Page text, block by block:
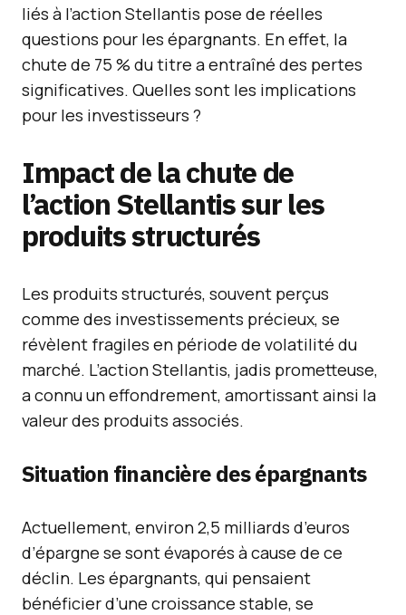
liés à l’action Stellantis pose de réelles
questions pour les épargnants. En effet, la
chute de 75 % du titre a entraîné des pertes
significatives. Quelles sont les implications
pour les investisseurs ?
Impact de la chute de
l’action Stellantis sur les
produits structurés
Les produits structurés, souvent perçus
comme des investissements précieux, se
révèlent fragiles en période de volatilité du
marché. L’action Stellantis, jadis prometteuse,
a connu un effondrement, amortissant ainsi la
valeur des produits associés.
Situation financière des épargnants
Actuellement, environ 2,5 milliards d’euros
d’épargne se sont évaporés à cause de ce
déclin. Les épargnants, qui pensaient
bénéficier d’une croissance stable, se